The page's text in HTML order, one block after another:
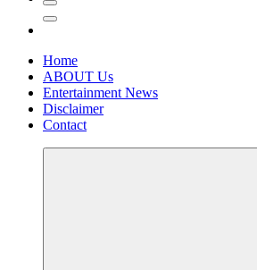
Home
ABOUT Us
Entertainment News
Disclaimer
Contact